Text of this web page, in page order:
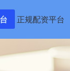
正规配资平台